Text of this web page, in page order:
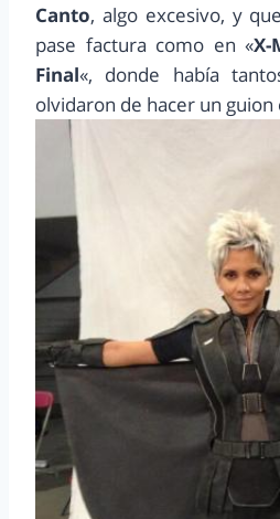
Canto, algo excesivo, y
pase factura como en «X-
Final«, donde había
olvidaron de hacer un guion